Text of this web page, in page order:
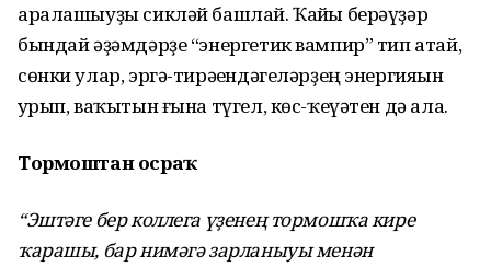
аралашыуҙы сикләй башлай. Ҡайһы берәүҙәр
бындай әҙәмдәрҙе “энергетик вампир” тип атай,
сөнки улар, эргә-тирәһендәгеләрҙең энергияһын
һурып, ваҡытын ғына түгел, көс-ҡеүәтен дә ала.
Тормоштан осраҡ
“Эштәге бер коллега үҙенең тормошҡа кире
ҡарашы, бар нимәгә зарланыуы менән